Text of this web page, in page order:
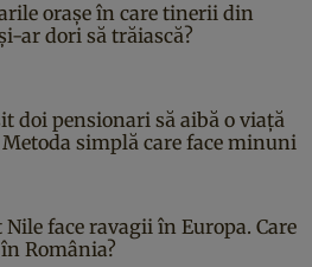
orașe în care tinerii din
ar dori să trăiască?
doi pensionari să aibă o viață
simplă care face minuni
face ravagii în Europa. Care
România?